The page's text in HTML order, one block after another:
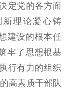
定党的各方面
新理论凝心铸
建设的根本任
牢了思想根基
行有力的组织
高素质干部队